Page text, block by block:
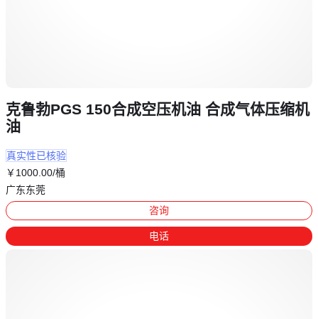
克鲁勃PGS 150合成空压机油 合成气体压缩机
油
真实性已核验
￥ 1000 .00/桶
广东东莞
咨询
电话